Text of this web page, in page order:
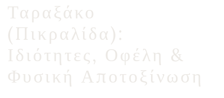
Ταραξάκο
(Πικραλίδα):
Ιδιότητες, Οφέλη &
Φυσική Αποτοξίνωση